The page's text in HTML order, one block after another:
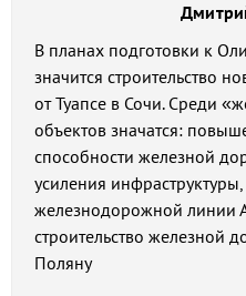
В планах подготовки к
значится строительство
от Туапсе в Сочи. Среди
объектов значатся:
способности железной
усиления
железнодорожной линии
строительство железной
Поляну